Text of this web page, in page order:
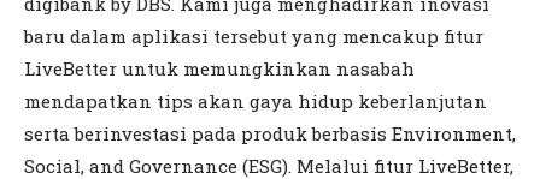
baru dalam aplikasi tersebut yang mencakup fitur
LiveBetter untuk memungkinkan nasabah
mendapatkan tips akan gaya hidup keberlanjutan
serta berinvestasi pada produk berbasis Environment,
Social, and Governance (ESG). Melalui fitur LiveBetter,